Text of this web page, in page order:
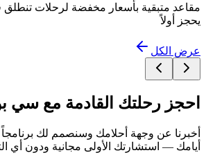
مقاعد متبقية بأسعار مخفضة لرحلات تنطلق
يحجز أولاً
عرض الكل
احجز رحلتك القادمة مع سي
أخبرنا عن وجهة أحلامك وسنصمم لك
أيامك — استشارتك الأولى مجانية ودون أي